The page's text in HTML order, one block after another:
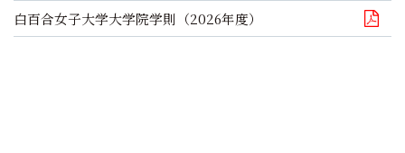
白百合女子大学大学院学則（2026年度）